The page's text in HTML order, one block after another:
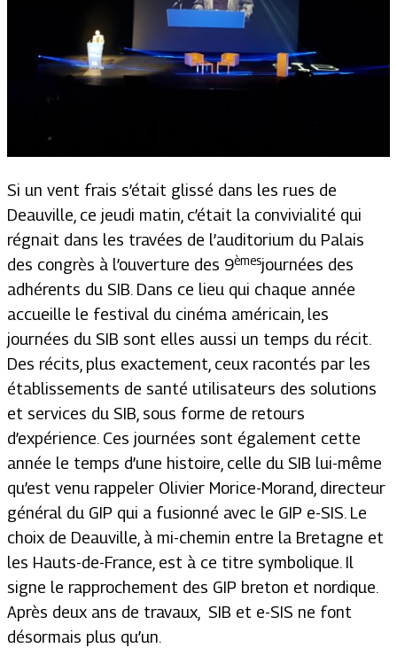
Si un vent frais s’était glissé dans les rues de
Deauville, ce jeudi matin, c’était la convivialité qui
régnait dans les travées de l’auditorium du Palais
des congrès à l’ouverture des 9èmesjournées des
adhérents du SIB. Dans ce lieu qui chaque année
accueille le festival du cinéma américain, les
journées du SIB sont elles aussi un temps du récit.
Des récits, plus exactement, ceux racontés par les
établissements de santé utilisateurs des solutions
et services du SIB, sous forme de retours
d’expérience. Ces journées sont également cette
année le temps d’une histoire, celle du SIB lui-même
qu’est venu rappeler Olivier Morice-Morand, directeur
général du GIP qui a fusionné avec le GIP e-SIS. Le
choix de Deauville, à mi-chemin entre la Bretagne et
les Hauts-de-France, est à ce titre symbolique. Il
signe le rapprochement des GIP breton et nordique.
Après deux ans de travaux, SIB et e-SIS ne font
désormais plus qu’un.